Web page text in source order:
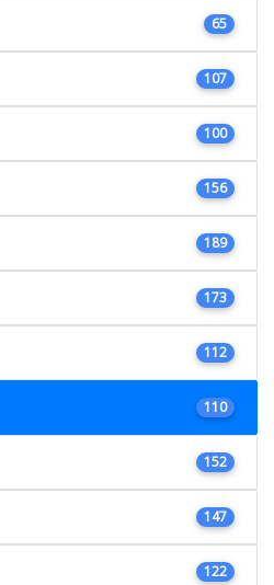
65
107
100
156
189
173
112
110
152
147
122